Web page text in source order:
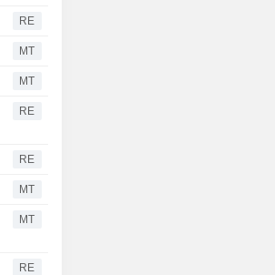
RE
MT
MT
RE
RE
MT
MT
RE